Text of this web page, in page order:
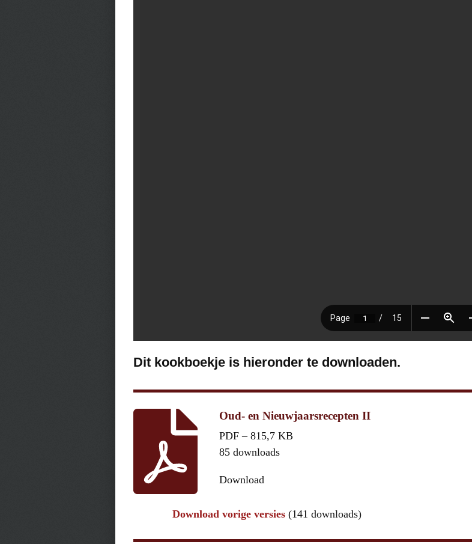
Dit kookboekje is hieronder te downloaden.
Oud- en Nieuwjaarsrecepten II
PDF – 815,7 KB
85 downloads
Download
Download vorige versies (141 downloads)